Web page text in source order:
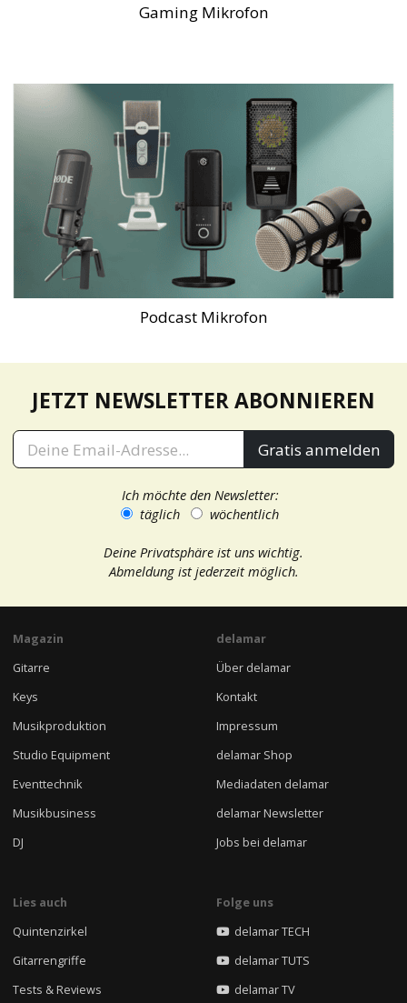
Gaming Mikrofon
Podcast Mikrofon
JETZT NEWSLETTER ABONNIEREN
Gratis anmelden
Ich möchte den Newsletter:
täglich
wöchentlich
Deine Privatsphäre ist uns wichtig.
Abmeldung ist jederzeit möglich.
Magazin
Gitarre
Keys
Musikproduktion
Studio Equipment
Eventtechnik
Musikbusiness
DJ
delamar
Über delamar
Kontakt
Impressum
delamar Shop
Mediadaten delamar
delamar Newsletter
Jobs bei delamar
Lies auch
Quintenzirkel
Gitarrengriffe
Tests & Reviews
Folge uns
delamar TECH
delamar TUTS
delamar TV